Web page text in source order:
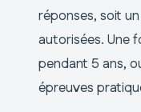
réponses, soit
autorisées. Une
pendant 5 ans,
épreuves